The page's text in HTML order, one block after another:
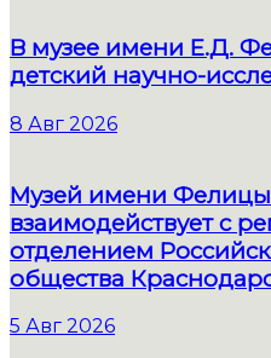
В музее имени Е.Д.
детский научно-
8 Авг 2026
Музей имени
взаимодействует с
отделением
общества
5 Авг 2026